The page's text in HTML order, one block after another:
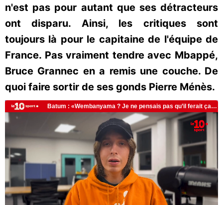
n'est pas pour autant que ses détracteurs
ont disparu. Ainsi, les critiques sont
toujours là pour le capitaine de l'équipe de
France. Pas vraiment tendre avec Mbappé,
Bruce Grannec en a remis une couche. De
quoi faire sortir de ses gonds Pierre Ménès.